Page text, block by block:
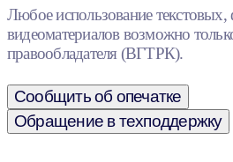
Любое использование текстовых,
видеоматериалов возможно
правообладателя (ВГТРК).
Сообщить об опечатке
Обращение в техподдержку